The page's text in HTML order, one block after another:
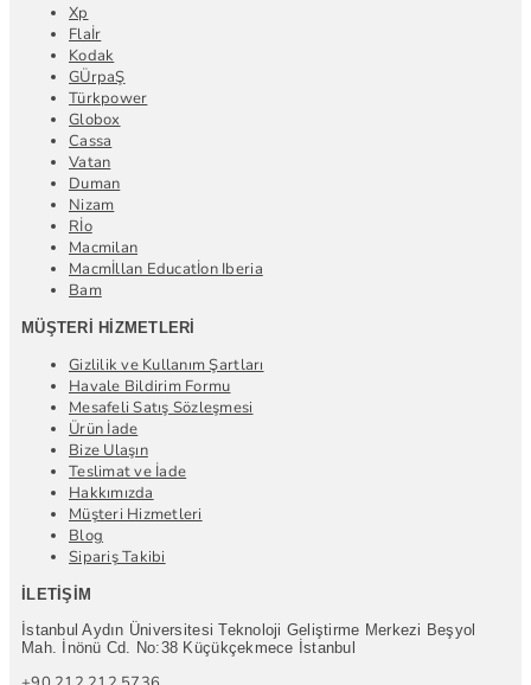
Xp
Flaİr
Kodak
GÜrpaŞ
Türkpower
Globox
Cassa
Vatan
Duman
Nizam
Rİo
Macmilan
Macmİllan Educatİon Iberia
Bam
MÜŞTERI HIZMETLERI
Gizlilik ve Kullanım Şartları
Havale Bildirim Formu
Mesafeli Satış Sözleşmesi
Ürün İade
Bize Ulaşın
Teslimat ve İade
Hakkımızda
Müşteri Hizmetleri
Blog
Sipariş Takibi
İLETIŞIM
İstanbul Aydın Üniversitesi Teknoloji Geliştirme Merkezi Beşyol
Mah. İnönü Cd. No:38 Küçükçekmece İstanbul